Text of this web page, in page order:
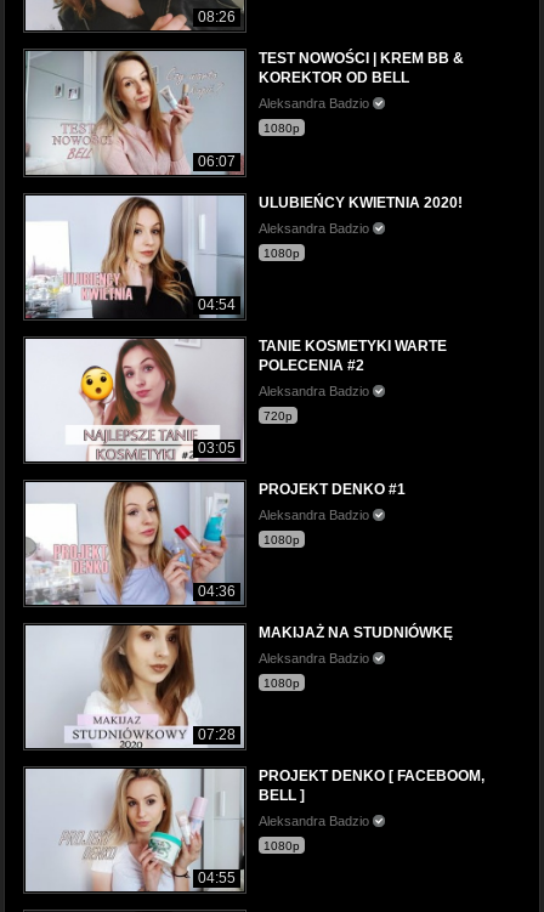
08:26
06:07
TEST NOWOŚCI | KREM BB &
KOREKTOR OD BELL
Aleksandra Badzio
1080p
04:54
ULUBIEŃCY KWIETNIA 2020!
Aleksandra Badzio
1080p
03:05
TANIE KOSMETYKI WARTE
POLECENIA #2
Aleksandra Badzio
720p
04:36
PROJEKT DENKO #1
Aleksandra Badzio
1080p
07:28
MAKIJAŻ NA STUDNIÓWKĘ
Aleksandra Badzio
1080p
04:55
PROJEKT DENKO [ FACEBOOM,
BELL ]
Aleksandra Badzio
1080p